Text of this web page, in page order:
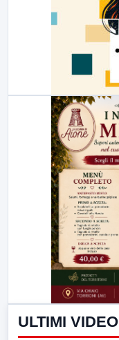
ULTIMI VIDEO